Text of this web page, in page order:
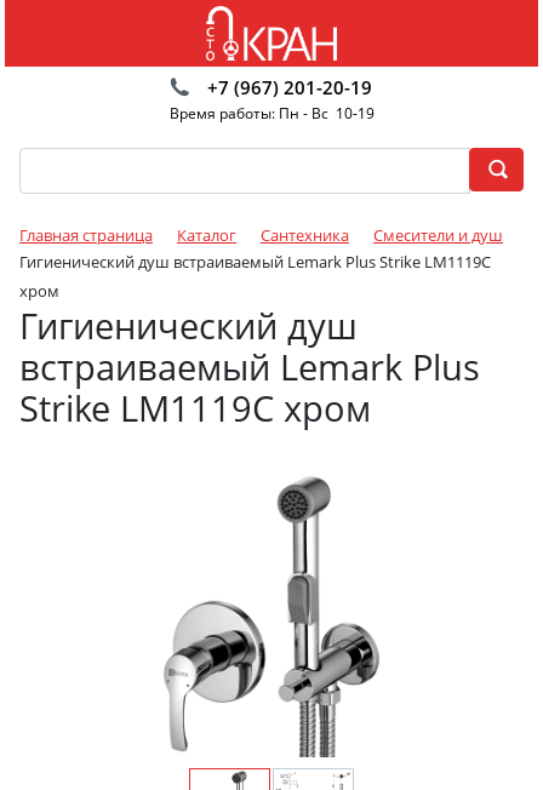
+7 (967) 201-20-19
Время работы: Пн - Вс 10-19
Главная страница Каталог Сантехника
Смесители и душ
Гигиенический душ встраиваемый Lemark Plus Strike LM1119C
хром
Гигиенический душ
встраиваемый Lemark Plus
Strike LM1119C хром